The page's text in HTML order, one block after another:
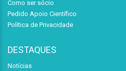
Como ser sócio
Pedido Apoio Científico
Política de Privacidade
DESTAQUES
Notícias